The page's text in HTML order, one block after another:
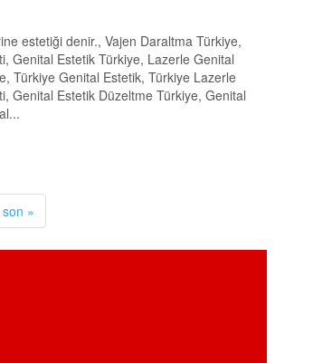
estetiği denir., Vajen Daraltma Türkiye,
Genital Estetik Türkiye, Lazerle Genital
Türkiye Genital Estetik, Türkiye Lazerle
Genital Estetik Düzeltme Türkiye, Genital
son »